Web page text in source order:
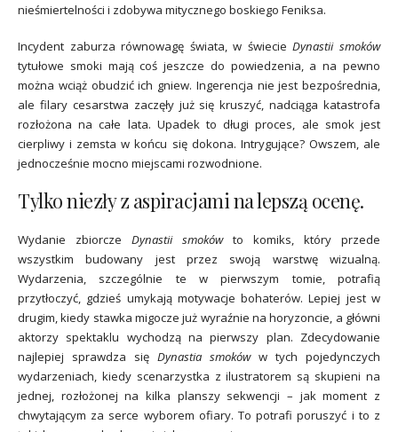
nieśmiertelności i zdobywa mitycznego boskiego Feniksa.
Incydent zaburza równowagę świata, w świecieDynastii smoków
tytułowe smoki mają coś jeszcze do powiedzenia, a na pewno
można wciąż obudzić ich gniew. Ingerencja nie jest bezpośrednia,
ale filary cesarstwa zaczęły już się kruszyć, nadciąga katastrofa
rozłożona na całe lata. Upadek to długi proces, ale smok jest
cierpliwy i zemsta w końcu się dokona. Intrygujące? Owszem, ale
jednocześnie mocno miejscami rozwodnione.
Tylko niezły z aspiracjami na lepszą ocenę.
Wydanie zbiorcze Dynastii smokówto komiks, który przede
wszystkim budowany jest przez swoją warstwę wizualną.
Wydarzenia, szczególnie te w pierwszym tomie, potrafią
przytłoczyć, gdzieś umykają motywacje bohaterów. Lepiej jest w
drugim, kiedy stawka migocze już wyraźnie na horyzoncie, a główni
aktorzy spektaklu wychodzą na pierwszy plan. Zdecydowanie
najlepiej sprawdza się Dynastia smokóww tych pojedynczych
wydarzeniach, kiedy scenarzystka z ilustratorem są skupieni na
jednej, rozłożonej na kilka planszy sekwencji – jak moment z
chwytającym za serce wyborem ofiary. To potrafi poruszyć i to z